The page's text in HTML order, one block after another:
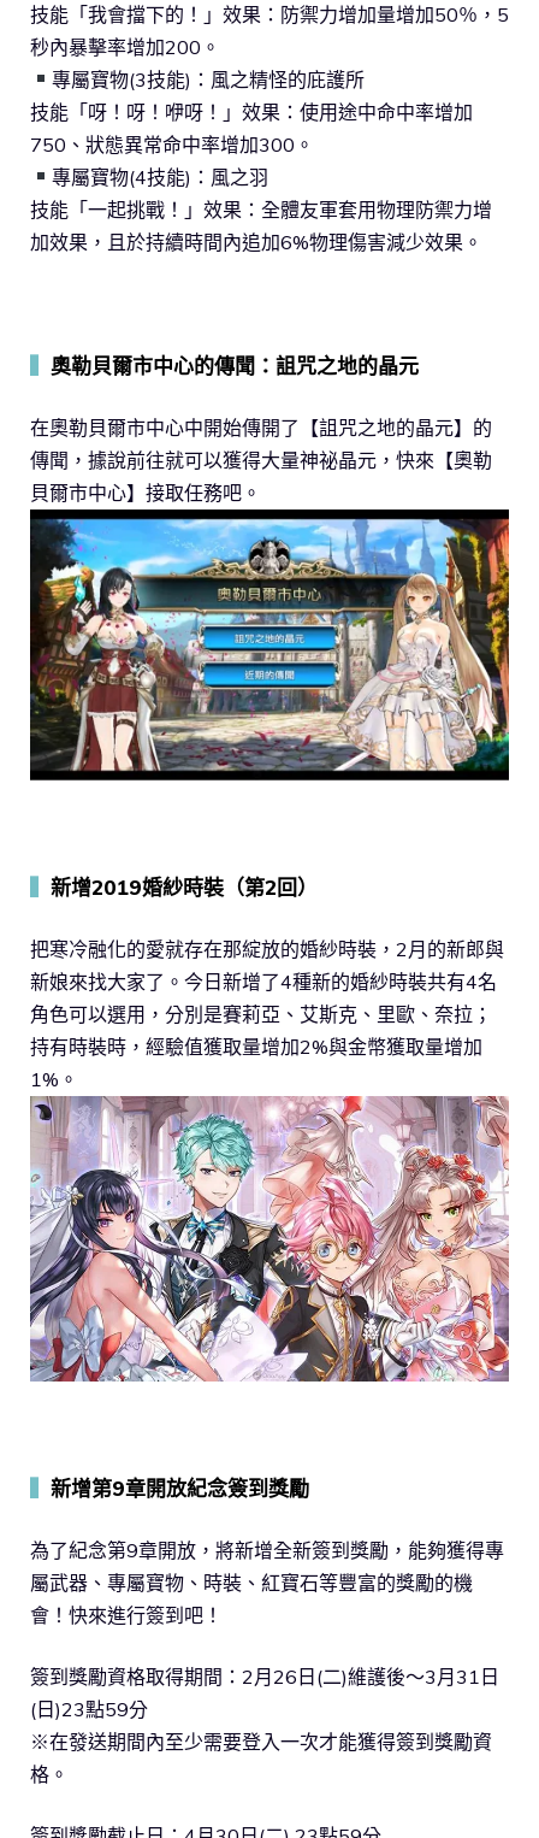
技能「我會擋下的！」效果：防禦力增加量增加50％，5
秒內暴擊率增加200。
專屬寶物(3技能)：風之精怪的庇護所
技能「呀！呀！咿呀！」效果：使用途中命中率增加
750、狀態異常命中率增加300。
專屬寶物(4技能)：風之羽
技能「一起挑戰！」效果：全體友軍套用物理防禦力增
加效果，且於持續時間內追加6%物理傷害減少效果。
奧勒貝爾市中心的傳聞：詛咒之地的晶元
在奧勒貝爾市中心中開始傳開了【詛咒之地的晶元】的
傳聞，據說前往就可以獲得大量神祕晶元，快來【奧勒
貝爾市中心】接取任務吧。
新增2019婚紗時裝（第2回）
把寒冷融化的愛就存在那綻放的婚紗時裝，2月的新郎與
新娘來找大家了。今日新增了4種新的婚紗時裝共有4名
角色可以選用，分別是賽莉亞、艾斯克、里歐、奈拉；
持有時裝時，經驗值獲取量增加2%與金幣獲取量增加
1%。
新增第9章開放紀念簽到獎勵
為了紀念第9章開放，將新增全新簽到獎勵，能夠獲得專
屬武器、專屬寶物、時裝、紅寶石等豐富的獎勵的機
會！快來進行簽到吧！
簽到獎勵資格取得期間：2月26日(二)維護後～3月31日
(日)23點59分
※在發送期間內至少需要登入一次才能獲得簽到獎勵資
格。